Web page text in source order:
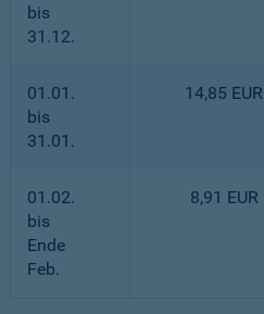
bis
31.12.
01.01.
bis
31.01.
14,85 EUR
01.02.
bis
Ende
Feb.
8,91 EUR